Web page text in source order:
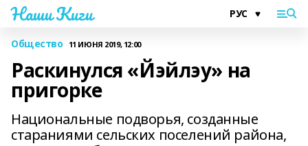
Наши Киги
Общество 11 ИЮНЯ 2019, 12:00
Раскинулся «Йэйлэу» на
пригорке
Национальные подворья, созданные
стараниями сельских поселений района,